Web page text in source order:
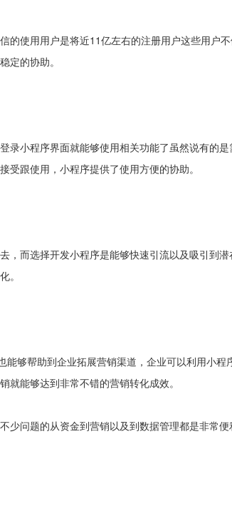
的使用用户是将近11亿左右的注册用户这些用户
定的协助。
录小程序界面就能够使用相关功能了虽然说有的
跟使用，小程序提供了使用方便的协助。
，而选择开发小程序是能够快速引流以及吸引到
。
能够帮助到企业拓展营销渠道，企业可以利用小
就能够达到非常不错的营销转化成效。
少问题的从资金到营销以及到数据管理都是非常